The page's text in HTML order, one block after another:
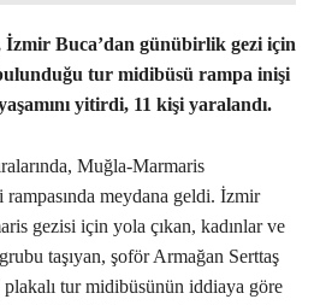
Buca’dan günübirlik gezi için
tur midibüsü rampa inişi
yitirdi, 11 kişi yaralandı.
Muğla-Marmaris
meydana geldi. İzmir
gezisi için yola çıkan, kadınlar ve
taşıyan, şoför Armağan Serttaş
tur midibüsünün iddiaya göre